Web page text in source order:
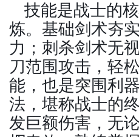
技能是战士的
炼。基础剑术夯
力；刺杀剑术无
刀范围攻击，轻
能，也是突围利
法，堪称战士的
发巨额伤害，无